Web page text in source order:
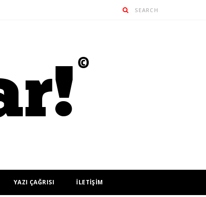
YAZI ÇAĞRISI İLETİŞİM